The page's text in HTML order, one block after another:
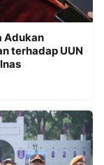
Adukan
terhadap UUN